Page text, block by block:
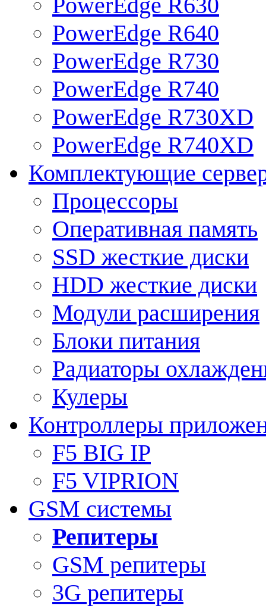
PowerEdge R640
PowerEdge R730
PowerEdge R740
PowerEdge R730XD
PowerEdge R740XD
Комплектующие
Процессоры
Оперативная память
SSD жесткие диски
HDD жесткие диски
Модули расширения
Блоки питания
Радиаторы
Кулеры
Контроллеры
F5 BIG IP
F5 VIPRION
GSM системы
Репитеры
GSM репитеры
3G репитеры